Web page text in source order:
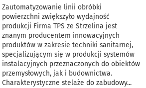
Zautomatyzowanie linii obróbki
powierzchni zwiększyło wydajność
produkcji Firma TPS ze Strzelina jest
znanym producentem innowacyjnych
produktów w zakresie techniki sanitarnej,
specjalizującym się w produkcji systemów
instalacyjnych przeznaczonych do obiektów
przemysłowych, jak i budownictwa.
Charakterystyczne stelaże do zabudowy...